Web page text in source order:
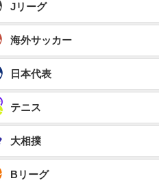
Jリーグ
海外サッカー
日本代表
テニス
大相撲
Bリーグ